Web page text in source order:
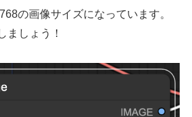
の画像サイズになっています。
ましょう！